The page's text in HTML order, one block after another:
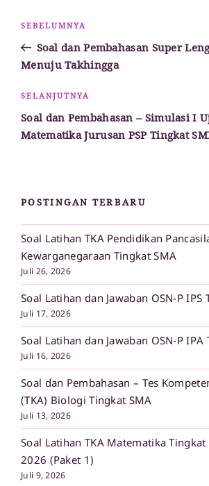
Navigasi
Pos
Sebelumnya
SEBELUMNYA
Soal dan Pembahasan Super
Menuju Takhingga
Pos
Selanjutnya
SELANJUTNYA
Soal dan Pembahasan – Simulasi I
Matematika Jurusan PSP Tingkat
POSTINGAN TERBARU
Soal Latihan TKA Pendidikan
Kewarganegaraan Tingkat SMA
Juli 26, 2026
Soal Latihan dan Jawaban OSN-P IPS
Juli 17, 2026
Soal Latihan dan Jawaban OSN-P IPA
Juli 16, 2026
Soal dan Pembahasan – Tes
(TKA) Biologi Tingkat SMA
Juli 13, 2026
Soal Latihan TKA Matematika Tingkat
2026 (Paket 1)
Juli 9, 2026